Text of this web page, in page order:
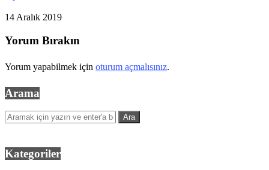
14 Aralık 2019
Yorum Bırakın
Yorum yapabilmek için oturum açmalısınız.
Arama
Kategoriler